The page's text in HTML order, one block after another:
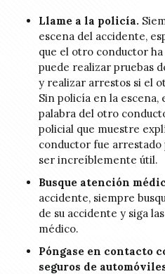
Llame a la policía.
escena del accidente,
que el otro conductor
puede realizar pruebas
y realizar arrestos si el
Sin policía en la escena,
palabra del otro
policial que muestre
conductor fue
ser increíblemente útil.
Busque atención
accidente, siempre
de su accidente y siga
médico.
Póngase en contacto
seguros de